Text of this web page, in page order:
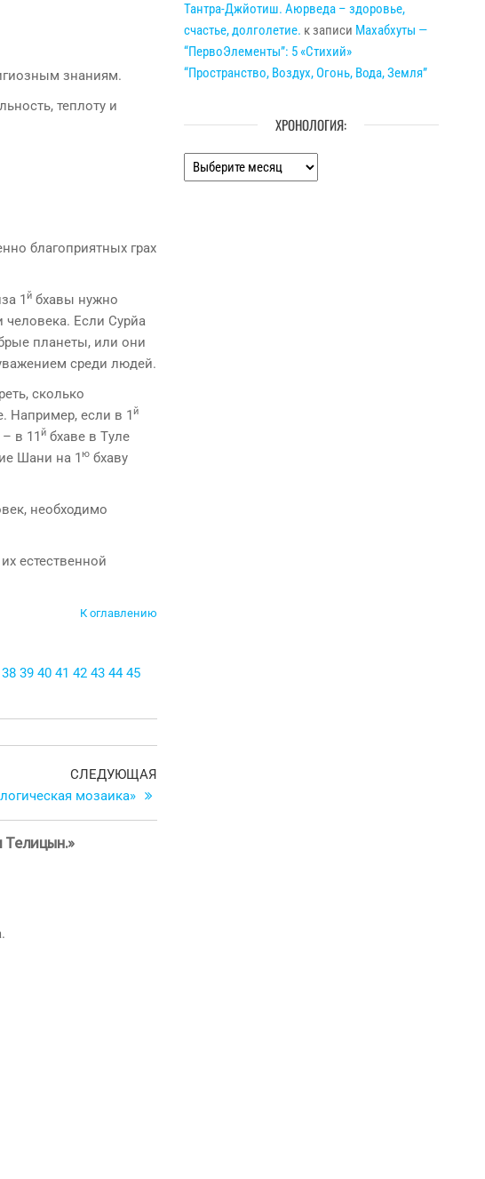
знаниям.
теплоту и
благоприятных грах
1й бхавы нужно
человека. Если Сyрйа
планеты, или они
среди людей.
сколько
Например, если в 1й
в 11й бхаве в Тyле
Шани на 1ю бхаву
необходимо
есте­ственной
К оглавлению
38 39 40 41 42 43 44 45
Следующая
СЛЕДУЮЩАЯ
мозаика»
Телицын.»
Тантра-Джйотиш. Аюрведа – здоровье,
счастье, долголетие. к записи Махабхуты —
“ПервоЭлементы”: 5 «Стихий»
“Пространство, Воздух, Огонь, Вода, Земля”
ХРОНОЛОГИЯ:
Хронология: